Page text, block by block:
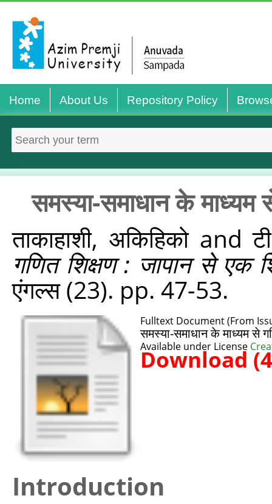
Home About Us Repository Policy
समस्या-समाधान के माध्यम
ताकाहाशी, अकिहिकोand
गणित शिक्षण : जापान से एक
एंगल्‍स (23). pp. 47-53.
Fulltext Document (From
समस्या-समाधान के माध्यम से
Available under License
Download
Introduction